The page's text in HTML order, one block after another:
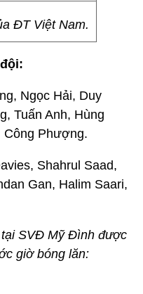
ĐT Việt Nam.
Ngọc Hải, Duy
Tuấn Anh, Hùng
Công Phượng.
Shahrul Saad,
Gan, Halim Saari,
SVĐ Mỹ Đình được
giờ bóng lăn: